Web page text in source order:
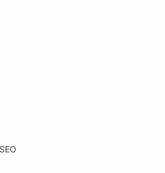
услуги за уголемяване на
торти